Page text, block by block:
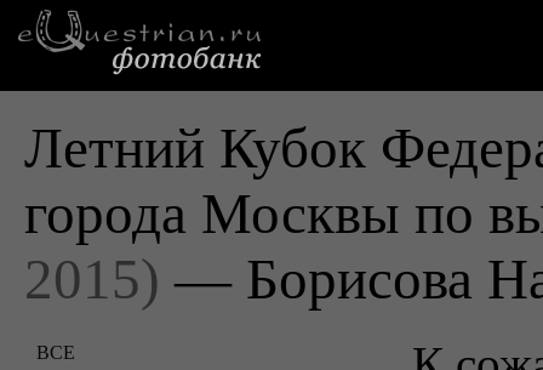
Летний Кубок
города Москвы по
2015) — Борисова
ВСЕ